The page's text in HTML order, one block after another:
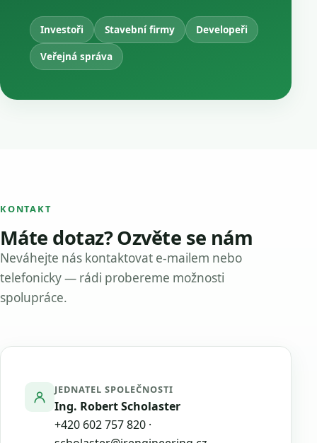
Investoři Stavební firmy
Developeři
Veřejná správa
KONTAKT
Máte dotaz? Ozvěte se nám
Neváhejte nás kontaktovat e-mailem nebo
telefonicky — rádi probereme možnosti
spolupráce.
JEDNATEL SPOLEČNOSTI
Ing. Robert Scholaster
+420 602 757 820 ·